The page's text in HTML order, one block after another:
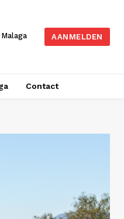
AANMELDEN
Contact